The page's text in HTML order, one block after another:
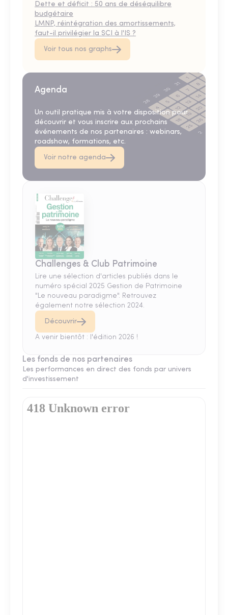
Dette et déficit : 50 ans de déséquilibre
budgétaire
LMNP, réintégration des amortissements,
faut-il privilégier la SCI à l'IS ?
Voir tous nos graphs
Agenda
Un outil pratique mis à votre disposition pour
découvrir et vous inscrire aux prochains
événements de nos partenaires : webinars,
roadshow, formations, etc.
Voir notre agenda
Challenges & Club Patrimoine
Lire une sélection d'articles publiés dans le
numéro spécial 2025 Gestion de Patrimoine
"Le nouveau paradigme". Retrouvez
également notre sélection 2024.
Découvrir
A venir bientôt : l'édition 2026 !
Les fonds de nos partenaires
Les performances en direct des fonds par univers
d'investissement